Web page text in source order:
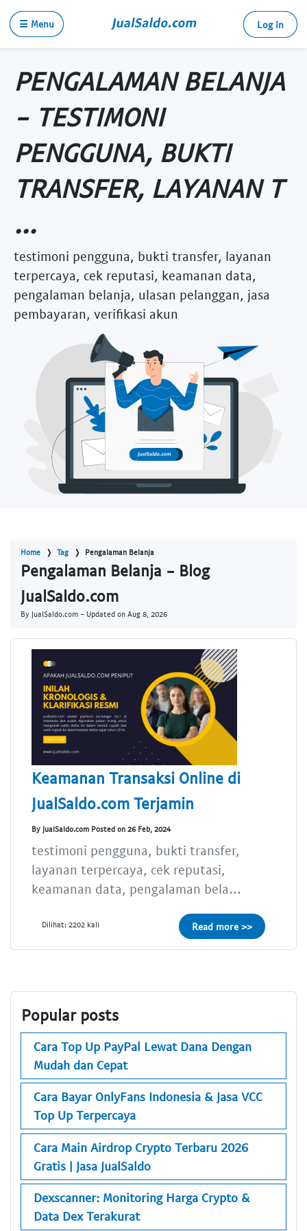
☰ Menu Log in
PENGALAMAN BELANJA
- TESTIMONI
PENGGUNA, BUKTI
TRANSFER, LAYANAN T
...
testimoni pengguna, bukti transfer, layanan
terpercaya, cek reputasi, keamanan data,
pengalaman belanja, ulasan pelanggan, jasa
pembayaran, verifikasi akun
Home Tag Pengalaman Belanja
Pengalaman Belanja - Blog
JualSaldo.com
By JualSaldo.com - Updated on Aug 8, 2026
Keamanan Transaksi Online di
JualSaldo.com Terjamin
By JualSaldo.com Posted on 26 Feb, 2024
testimoni pengguna, bukti transfer,
layanan terpercaya, cek reputasi,
keamanan data, pengalaman bela...
Dilihat: 2202 kali Read more >>
Popular posts
Cara Top Up PayPal Lewat Dana Dengan
Mudah dan Cepat
Cara Bayar OnlyFans Indonesia & Jasa VCC
Top Up Terpercaya
Cara Main Airdrop Crypto Terbaru 2026
Gratis | Jasa JualSaldo
Dexscanner: Monitoring Harga Crypto &
Data Dex Terakurat